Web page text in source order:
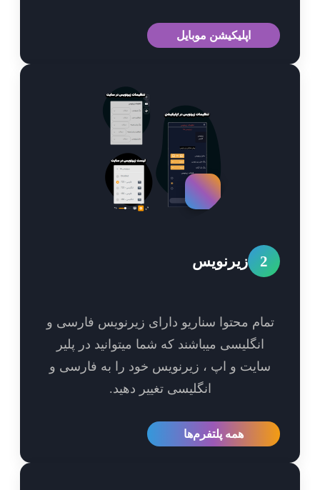
اپلیکیشن موبایل
زیرنویس
محتوا سناریو دارای زیرنویس فارسی و
انگلیسی میباشند که شما میتوانید در پلیر
و اپ ، زیرنویس خود را به فارسی و
انگلیسی تغییر دهید.
همه پلتفرم‌ها